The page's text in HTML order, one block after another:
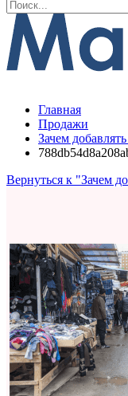
Главная
Продажи
Зачем
Вернуться к "Зачем